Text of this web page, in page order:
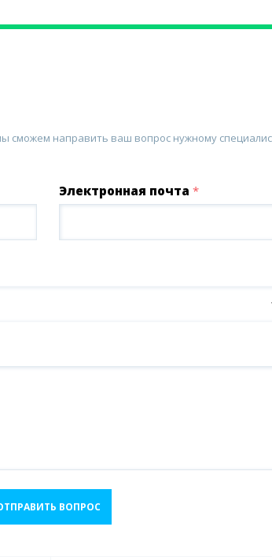
сможем направить ваш вопрос нужному
Электронная почта*
ВОПРОС